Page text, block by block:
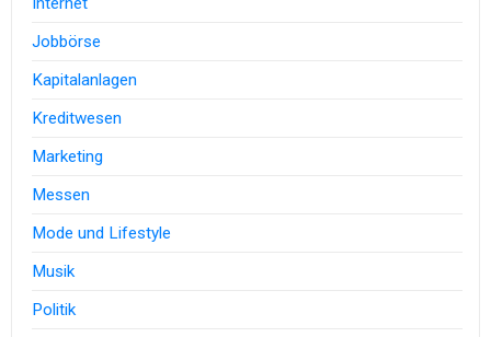
Jobbörse
Kapitalanlagen
Kreditwesen
Marketing
Messen
Mode und Lifestyle
Musik
Politik